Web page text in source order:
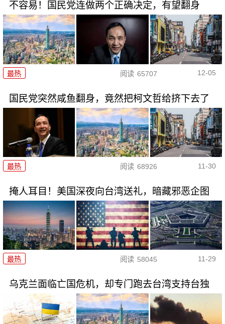
不容易！国民党连做两个正确决定，有望翻身
最热 阅读 65707 12-05
国民党突然咸鱼翻身，竟然把柯文哲给挤下去了
最热 阅读 68926 11-30
掩人耳目！美国深夜向台湾送礼，暗藏邪恶企图
最热 阅读 58045 11-29
乌克兰面临亡国危机，却专门跑去台湾支持台独